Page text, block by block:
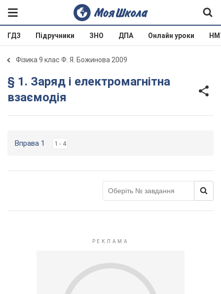
ГДЗ Підручники ЗНО ДПА Онлайн уроки
Фізика 9 клас Ф. Я. Божинова 2009
§ 1. Заряд і електромагнітна
взаємодія
Вправа 1 1 - 4